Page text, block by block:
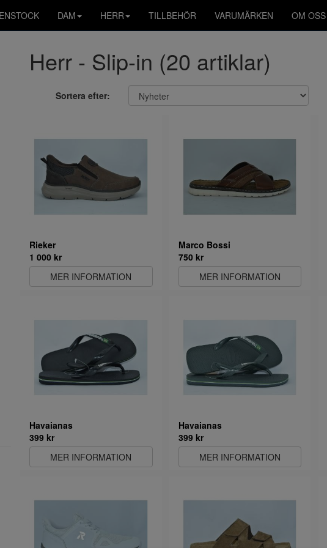
DAM HERR TILLBEHÖR VARUMÄRKEN OM OSS
Herr - Slip-in (20 artiklar)
Sortera efter:
Rieker
1 000 kr
MER INFORMATION
Marco Bossi
750 kr
MER INFORMATION
Havaianas
399 kr
MER INFORMATION
Havaianas
399 kr
MER INFORMATION